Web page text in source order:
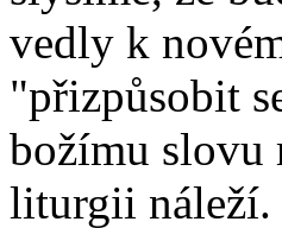
vedly k
"přizpůsobit
božímu slovu
liturgii náleží.